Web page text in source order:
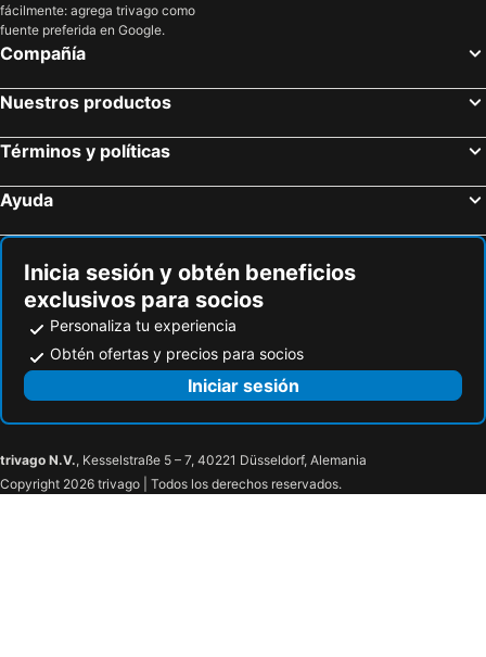
fácilmente: agrega trivago como
fuente preferida en Google.
Compañía
Nuestros productos
Términos y políticas
Ayuda
Inicia sesión y obtén beneficios
exclusivos para socios
Personaliza tu experiencia
Obtén ofertas y precios para socios
Iniciar sesión
trivago N.V., Kesselstraße 5 – 7, 40221 Düsseldorf, Alemania
Copyright 2026 trivago | Todos los derechos reservados.